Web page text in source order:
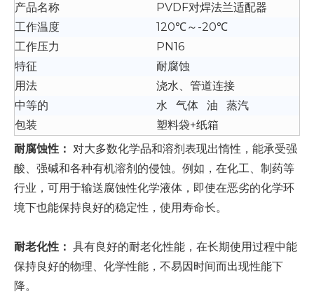
产品名称
PVDF对焊法兰适配器
工作温度
120℃～-20℃
工作压力
PN16
特征
耐腐蚀
用法
浇水、管道连接
中等的
水 气体 油 蒸汽
包装
塑料袋+纸箱
耐腐蚀性： 对大多数化学品和溶剂表现出惰性，能承受强
酸、强碱和各种有机溶剂的侵蚀。例如，在化工、制药等
行业，可用于输送腐蚀性化学液体，即使在恶劣的化学环
境下也能保持良好的稳定性，使用寿命长。
耐老化性： 具有良好的耐老化性能，在长期使用过程中能
保持良好的物理、化学性能，不易因时间而出现性能下
降。